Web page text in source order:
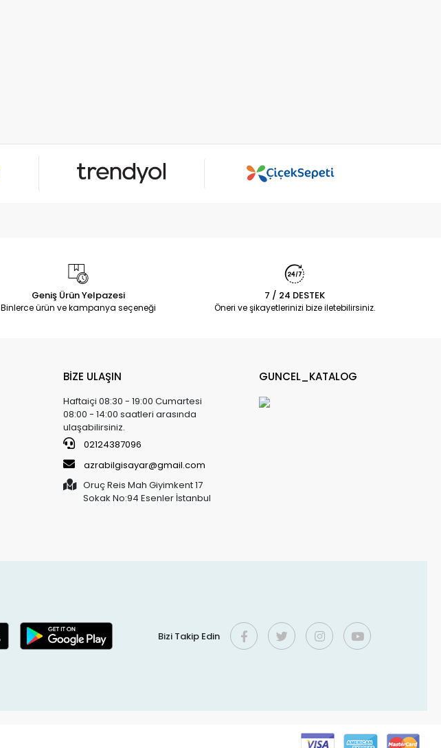
Geniş Ürün Yelpazesi
Binlerce ürün ve kampanya seçeneği
7 / 24 DESTEK
Öneri ve şikayetlerinizi bize iletebilirsiniz.
BİZE ULAŞIN
Haftaiçi 08:30 - 19:00 Cumartesi
08:00 - 14:00 saatleri arasında
ulaşabilirsiniz.
02124387096
azrabilgisayar@gmail.com
Oruç Reis Mah Giyimkent 17
Sokak No:94 Esenler İstanbul
GUNCEL_KATALOG
Bizi Takip Edin